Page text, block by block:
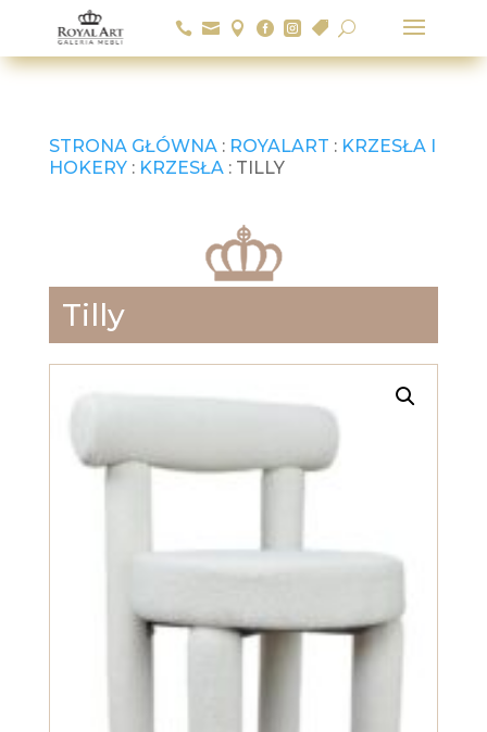
      U
STRONA GŁÓWNA: ROYALART : KRZESŁA I
HOKERY: KRZESŁA: TILLY
Tilly